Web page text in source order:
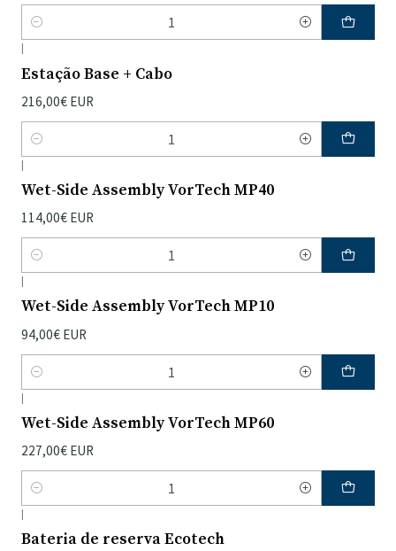
Quantidade
|
Estação Base + Cabo
216,00€ EUR
Quantidade
|
Wet-Side Assembly VorTech MP40
114,00€ EUR
Quantidade
|
Wet-Side Assembly VorTech MP10
94,00€ EUR
Quantidade
|
Wet-Side Assembly VorTech MP60
227,00€ EUR
Quantidade
|
Bateria de reserva Ecotech